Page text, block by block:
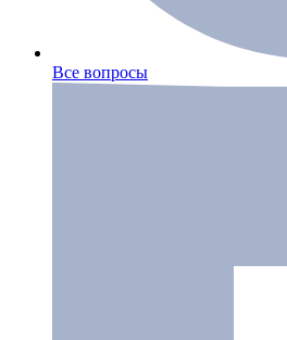
Все вопросы